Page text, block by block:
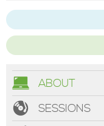
ABOUT
SESSIONS